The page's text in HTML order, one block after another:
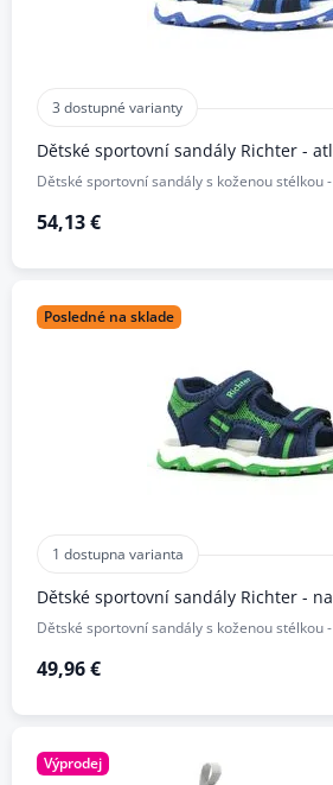
3 dostupné varianty
Dětské sportovní sandály Richter -
Dětské sportovní sandály s koženou stélkou
54,13 €
Posledné na sklade
1 dostupna varianta
Dětské sportovní sandály Richter -
Dětské sportovní sandály s koženou stélkou
49,96 €
Výprodej